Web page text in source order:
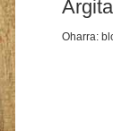
Oharra: